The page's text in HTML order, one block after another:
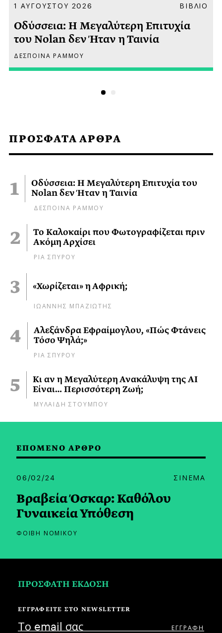
ΠΡΟΣΦΑΤΑ ΑΡΘΡΑ
Οδύσσεια: Η Μεγαλύτερη Επιτυχία του
Nolan δεν Ήταν η Ταινία
ΔΕΣΠΟΙΝΑ ΡΑΜΜΟΥ
Το Καλοκαίρι που Φωτογραφίζεται πριν
Ακόμη Αρχίσει
ΡΙΑ ΣΠΥΡΟΥ
«Χωρίζεται» η Αφρική;
ΙΩΑΝΝΗΣ ΜΠΑΖΙΩΤΗΣ
Αλεξάνδρα Εφραίμογλου, «Πώς Φτάνεις
Τόσο Ψηλά;»
ΡΙΑ ΣΠΥΡΟΥ
Κι αν η Μεγαλύτερη Ανακάλυψη της AI
Είναι… Περισσότερη Ζωή;
ΜΥΛΑΙΔΗ ΣΤΟΥΜΠΟΥ
1 ΑΥΓΟΥΣΤΟΥ 2026 ΒΙΒΛΙΟ
Οδύσσεια: Η Μεγαλύτερη Επιτυχία
του Nolan δεν Ήταν η Ταινία
ΔΕΣΠΟΙΝΑ ΡΑΜΜΟΥ
ΕΠΟΜΕΝΟ ΑΡΘΡΟ
06/02/24 ΣΙΝΕΜΑ
Βραβεία Όσκαρ: Καθόλου
Γυναικεία Υπόθεση
ΦΟΙΒΗ ΝΟΜΙΚΟΥ
ΠΡΟΣΦΑΤΗ ΕΚΔΟΣΗ
ΕΓΓΡΑΦΕΙΤΕ ΣΤΟ NEWSLETTER